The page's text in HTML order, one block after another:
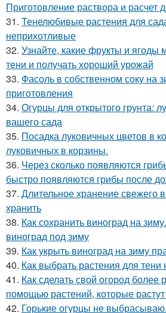
Приготовление раствора и расчет
31. Тенелюбивые растения для
неприхотливые
32. Узнайте, какие фрукты и
тени и получать хороший урожай
33. Фасоль в собственном соку на
приготовления
34. Огурцы для открытого грунта:
вашего сада
35. Посадка луковичных цветов в
луковичных в корзины.
36. Через сколько появляются
быстро появляются грибы после
37. Длительное хранение свежего
хранить
38. Как сохранить виноград на
виноград под зиму
39. Как укрыть виноград на зиму
40. Как выбрать растения для тени
41. Как сделать свой огород более
помощью растений, которые
42. Горькие огурцы не